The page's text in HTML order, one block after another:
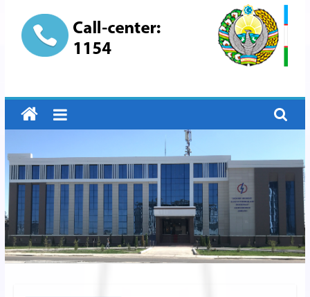
“Buxoro
hududiy
elektr
tarmoqlari
korxonasi”
AJ
“Buxoro
hududiy